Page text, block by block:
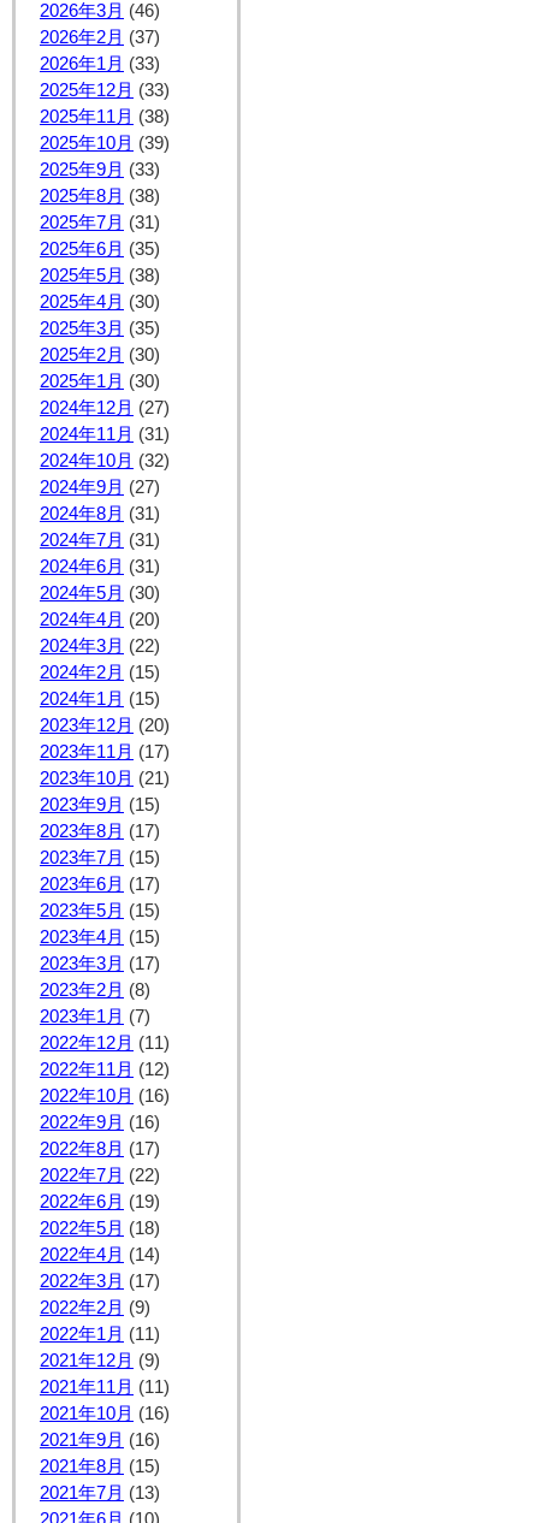
2026年3月 (46)
2026年2月 (37)
2026年1月 (33)
2025年12月 (33)
2025年11月 (38)
2025年10月 (39)
2025年9月 (33)
2025年8月 (38)
2025年7月 (31)
2025年6月 (35)
2025年5月 (38)
2025年4月 (30)
2025年3月 (35)
2025年2月 (30)
2025年1月 (30)
2024年12月 (27)
2024年11月 (31)
2024年10月 (32)
2024年9月 (27)
2024年8月 (31)
2024年7月 (31)
2024年6月 (31)
2024年5月 (30)
2024年4月 (20)
2024年3月 (22)
2024年2月 (15)
2024年1月 (15)
2023年12月 (20)
2023年11月 (17)
2023年10月 (21)
2023年9月 (15)
2023年8月 (17)
2023年7月 (15)
2023年6月 (17)
2023年5月 (15)
2023年4月 (15)
2023年3月 (17)
2023年2月 (8)
2023年1月 (7)
2022年12月 (11)
2022年11月 (12)
2022年10月 (16)
2022年9月 (16)
2022年8月 (17)
2022年7月 (22)
2022年6月 (19)
2022年5月 (18)
2022年4月 (14)
2022年3月 (17)
2022年2月 (9)
2022年1月 (11)
2021年12月 (9)
2021年11月 (11)
2021年10月 (16)
2021年9月 (16)
2021年8月 (15)
2021年7月 (13)